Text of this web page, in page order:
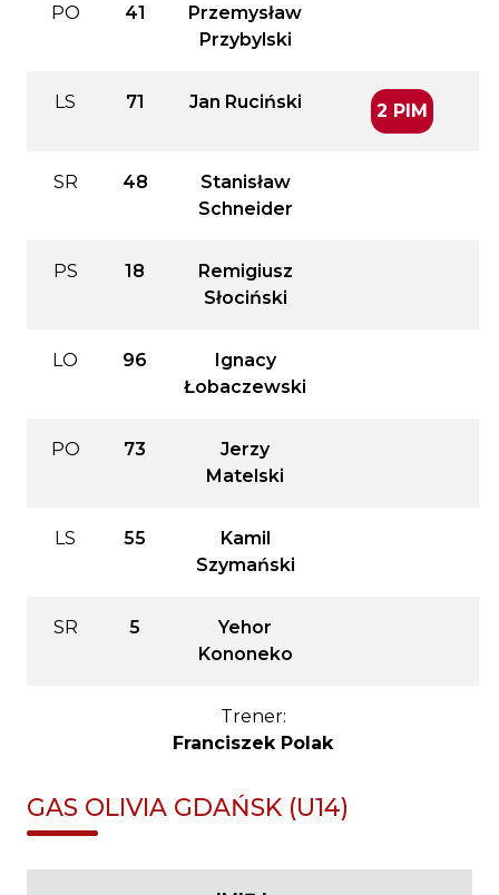
PO 41
Przemysław
Przybylski
LS 71 Jan Ruciński 2 PIM
SR 48
Stanisław
Schneider
PS 18
Remigiusz
Słociński
LO 96
Ignacy
Łobaczewski
PO 73
Jerzy
Matelski
LS 55
Kamil
Szymański
SR 5
Yehor
Kononeko
Trener:
Franciszek Polak
GAS OLIVIA GDAŃSK (U14)